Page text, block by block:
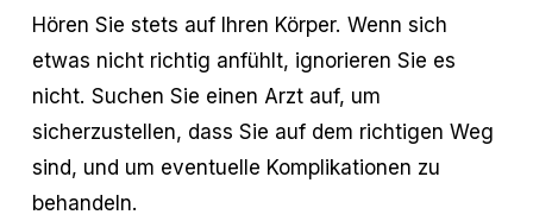
Hören Sie stets auf Ihren Körper. Wenn sich
etwas nicht richtig anfühlt, ignorieren Sie es
nicht. Suchen Sie einen Arzt auf, um
sicherzustellen, dass Sie auf dem richtigen Weg
sind, und um eventuelle Komplikationen zu
behandeln.